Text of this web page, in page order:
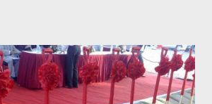
kiêng kị động thổ